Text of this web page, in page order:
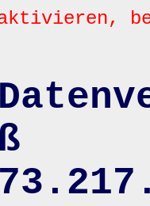
aktivieren,